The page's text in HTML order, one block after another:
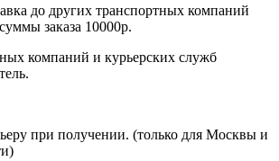
до других транспортных компаний
заказа 10000р.
компаний и курьерских служб
при получении. (только для Москвы и